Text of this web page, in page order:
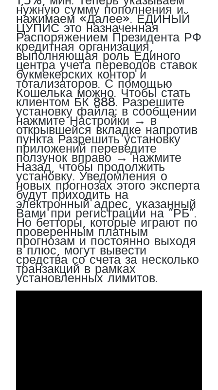
нужную сумму пополнения и
нажимаем «Далее». ЕДИНЫЙ
ЦУПИС это назначенная
Распоряжением Президента РФ
кредитная организация,
выполняющая роль Единого
центра учета переводов ставок
букмекерских контор и
тотализаторов. С помощью
Кошелька можно. Чтобы стать
клиентом БК 888. Разрешите
установку файла: в сообщении
нажмите Настройки → в
открывшейся вкладке напротив
пункта Разрешить установку
приложений переведите
ползунок вправо → нажмите
Назад, чтобы продолжить
установку. Уведомления о
новых прогнозах этого эксперта
будут приходить на
электронный адрес, указанный
Вами при регистрации на “РБ”.
Но бетторы, которые играют по
проверенным платным
прогнозам и постоянно выходя
в плюс, могут вывести
средства со счета за несколько
транзакций в рамках
установленных лимитов.